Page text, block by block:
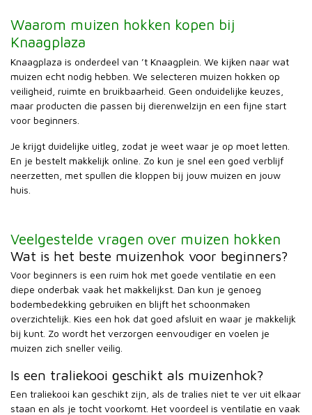
Waarom muizen hokken kopen bij
Knaagplaza
Knaagplaza is onderdeel van ’t Knaagplein. We kijken naar wat
muizen echt nodig hebben. We selecteren muizen hokken op
veiligheid, ruimte en bruikbaarheid. Geen onduidelijke keuzes,
maar producten die passen bij dierenwelzijn en een fijne start
voor beginners.
Je krijgt duidelijke uitleg, zodat je weet waar je op moet letten.
En je bestelt makkelijk online. Zo kun je snel een goed verblijf
neerzetten, met spullen die kloppen bij jouw muizen en jouw
huis.
Veelgestelde vragen over muizen hokken
Wat is het beste muizenhok voor beginners?
Voor beginners is een ruim hok met goede ventilatie en een
diepe onderbak vaak het makkelijkst. Dan kun je genoeg
bodembedekking gebruiken en blijft het schoonmaken
overzichtelijk. Kies een hok dat goed afsluit en waar je makkelijk
bij kunt. Zo wordt het verzorgen eenvoudiger en voelen je
muizen zich sneller veilig.
Is een traliekooi geschikt als muizenhok?
Een traliekooi kan geschikt zijn, als de tralies niet te ver uit elkaar
staan en als je tocht voorkomt. Het voordeel is ventilatie en vaak